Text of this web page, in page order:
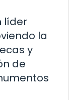
líder
la
y
de